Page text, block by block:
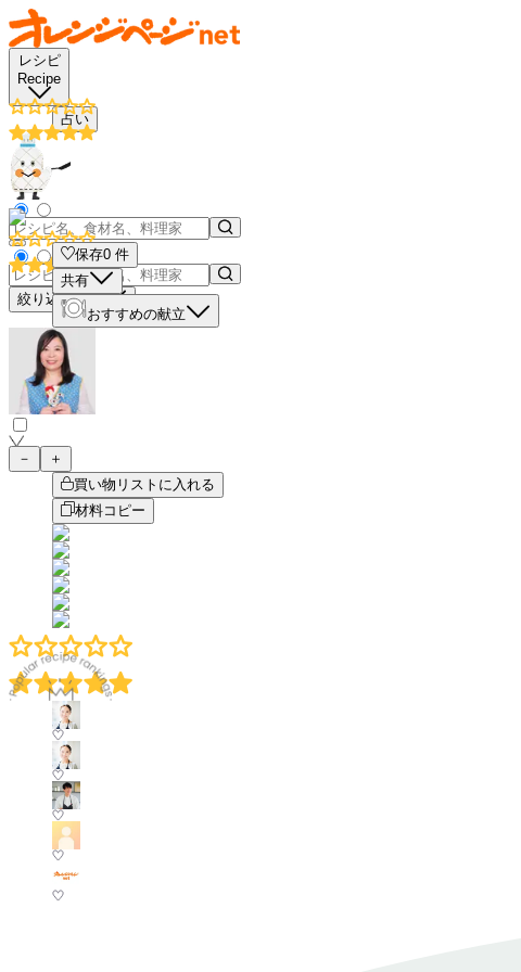
レシピ
Recipe
占い
絞り込み検索
保存0 件
共有
おすすめの献立
－
＋
買い物リストに入れる
材料コピー